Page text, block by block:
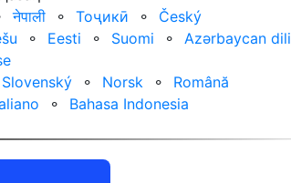
नेपाली ⚬ Тоҷикӣ ⚬
Český
⚬ Eesti ⚬ Suomi ⚬
Azərbaycan dili
Slovenský ⚬ Norsk ⚬
Română
⚬ Bahasa Indonesia